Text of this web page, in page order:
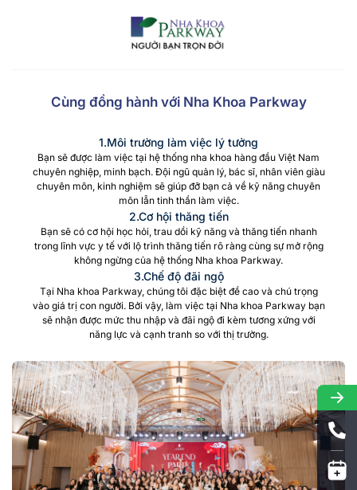
Cùng đồng hành với Nha Khoa Parkway
1.Môi trường làm việc lý tưởng
Bạn sẽ được làm việc tại hệ thống nha khoa hàng đầu Việt Nam
chuyên nghiệp, minh bạch. Đội ngũ quản lý, bác sĩ, nhân viên giàu
chuyên môn, kinh nghiệm sẽ giúp đỡ bạn cả về kỹ năng chuyên
môn lẫn tinh thần làm việc.
2.Cơ hội thăng tiến
Bạn sẽ có cơ hội học hỏi, trau dồi kỹ năng và thăng tiến nhanh
trong lĩnh vực y tế với lộ trình thăng tiến rõ ràng cùng sự mở rộng
không ngừng của hệ thống Nha khoa Parkway.
3.Chế độ đãi ngộ
Tại Nha khoa Parkway, chúng tôi đặc biệt đề cao và chú trọng
vào giá trị con người. Bởi vậy, làm việc tại Nha khoa Parkway bạn
sẽ nhận được mức thu nhập và đãi ngộ đi kèm tương xứng với
năng lực và cạnh tranh so với thị trường.